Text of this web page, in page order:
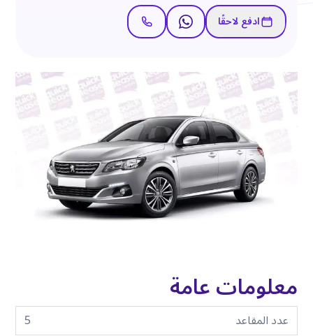
ادفع لاحقًا
معلومات عامة
عدد المقاعد
5